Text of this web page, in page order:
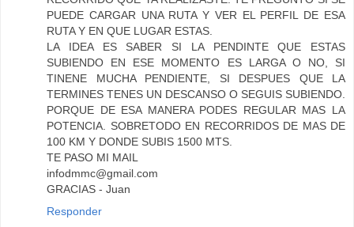
PUEDE CARGAR UNA RUTA Y VER EL PERFIL DE ESA
RUTA Y EN QUE LUGAR ESTAS.
LA IDEA ES SABER SI LA PENDINTE QUE ESTAS
SUBIENDO EN ESE MOMENTO ES LARGA O NO, SI
TINENE MUCHA PENDIENTE, SI DESPUES QUE LA
TERMINES TENES UN DESCANSO O SEGUIS SUBIENDO.
PORQUE DE ESA MANERA PODES REGULAR MAS LA
POTENCIA. SOBRETODO EN RECORRIDOS DE MAS DE
100 KM Y DONDE SUBIS 1500 MTS.
TE PASO MI MAIL
infodmmc@gmail.com
GRACIAS - Juan
Responder